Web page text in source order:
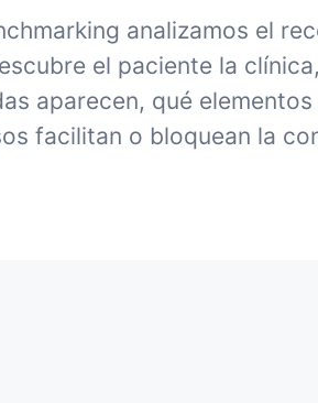
analizamos el
el paciente la
aparecen, qué
facilitan o bloquean la